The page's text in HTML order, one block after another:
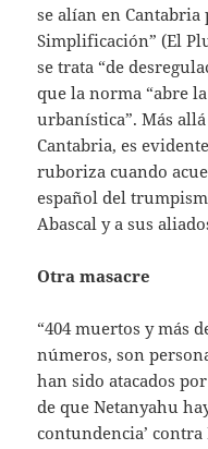
se alían en Cantabria
Simplificación” (El
se trata “de
que la norma “abre
urbanística”. Más
Cantabria, es
ruboriza cuando
español del
Abascal y a sus
Otra masacre
“404 muertos y más
números, son
han sido atacados
de que Netanyahu
contundencia’ contra